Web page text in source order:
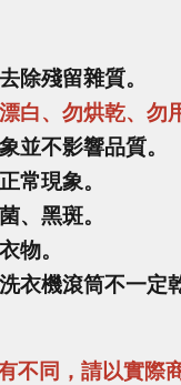
除殘留雜質。
白、勿烘乾、勿
並不影響品質。
常現象。
、黑斑。
物。
衣機滾筒不一定
同，請以實際